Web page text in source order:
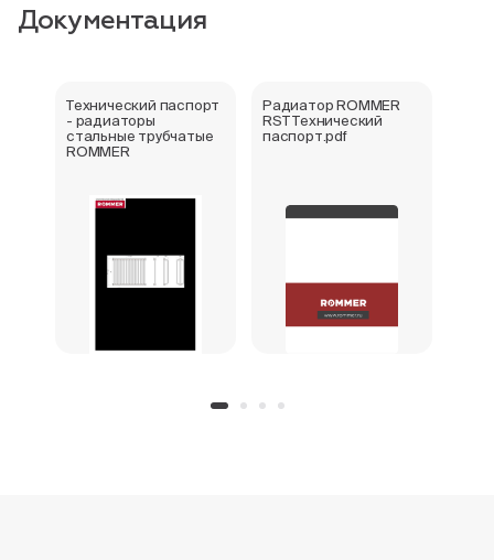
Документация
Технический паспорт
- радиаторы
стальные трубчатые
ROMMER
Радиатор ROMMER
RST Технический
паспорт.pdf